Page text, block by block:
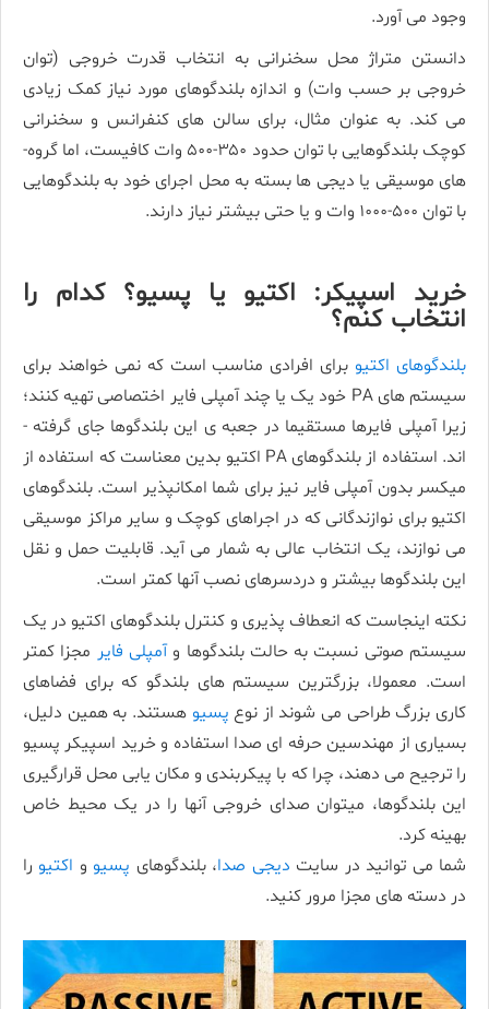
وجود می­ آورد.
دانستن متراژ محل سخنرانی به انتخاب قدرت خروجی (توان
خروجی بر حسب وات) و اندازه بلندگوهای مورد نیاز کمک زیادی
می­ کند. به عنوان مثال، برای سالن­ های کنفرانس و سخنرانی
کوچک بلندگوهایی با توان حدود ۳۵۰-۵۰۰ وات کافیست، اما گروه­
های موسیقی یا دی­جی­ ها بسته به محل اجرای خود به بلندگوهایی
با توان ۵۰۰-۱۰۰۰ وات و یا حتی بیشتر نیاز دارند.
خرید اسپیکر: اکتیو یا پسیو؟ کدام را
انتخاب کنم؟
بلندگوهای اکتیو برای افرادی مناسب است که نمی­ خواهند برای
سیستم ­های PA خود یک یا چند آمپلی فایر اختصاصی تهیه کنند؛
زیرا آمپلی فایرها مستقیما در جعبه ی این بلندگوها جای گرفته ­
اند. استفاده از بلندگوهای PA اکتیو بدین معناست که استفاده از
میکسر بدون آمپلی فایر نیز برای شما امکان­پذیر است. بلندگوهای
اکتیو برای نوازندگانی که در اجراهای کوچک و سایر مراکز موسیقی
می­ نوازند، یک انتخاب عالی به شمار می آید. قابلیت حمل و نقل
این بلندگوها بیشتر و دردسر­های نصب آن­ها کمتر است.
نکته اینجاست که انعطاف­ پذیری و کنترل بلندگوهای اکتیو در یک
سیستم صوتی نسبت به حالت بلندگوها وآمپلی فایر مجزا کمتر
است. معمولا، بزرگترین سیستم­ های بلندگو که برای فضاهای
کاری بزرگ طراحی می ­شوند از نوع پسیو هستند. به همین دلیل،
بسیاری از مهندسین حرفه­ ای صدا استفاده و خرید اسپیکر پسیو
را ترجیح می­ دهند، چرا که با پیکربندی و مکان ­یابی محل قرارگیری
این بلندگوها، میتوان صدای خروجی آن­ها را در یک محیط خاص
بهینه کرد.
شما می توانید در سایت دیجی صدا، بلندگوهای پسیو و اکتیو را
در دسته های مجزا مرور کنید.